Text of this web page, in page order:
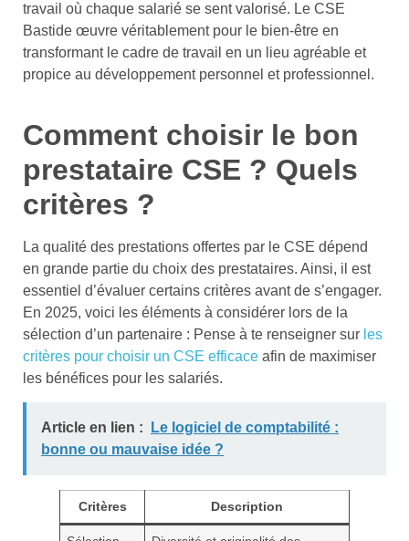
travail où chaque salarié se sent valorisé. Le CSE
Bastide œuvre véritablement pour le bien-être en
transformant le cadre de travail en un lieu agréable et
propice au développement personnel et professionnel.
Comment choisir le bon
prestataire CSE ? Quels
critères ?
La qualité des prestations offertes par le CSE dépend
en grande partie du choix des prestataires. Ainsi, il est
essentiel d’évaluer certains critères avant de s’engager.
En 2025, voici les éléments à considérer lors de la
sélection d’un partenaire : Pense à te renseigner sur les
critères pour choisir un CSE efficace afin de maximiser
les bénéfices pour les salariés.
Article en lien :
Le logiciel de comptabilité :
bonne ou mauvaise idée ?
Critères Description